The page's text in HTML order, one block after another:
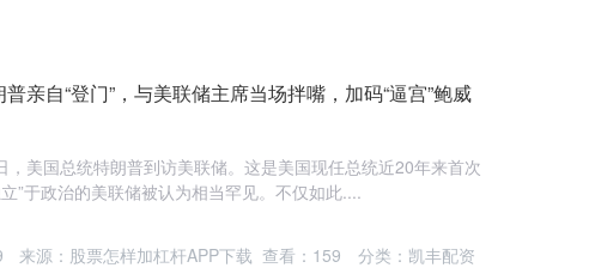
亲自“登门”，与美联储主席当场拌嘴，加码“逼宫”鲍威
美国总统特朗普到访美联储。这是美国现任总统近20年来首次
”于政治的美联储被认为相当罕见。不仅如此....
来源：股票怎样加杠杆APP下载 查看： 159 分类： 凯丰配资